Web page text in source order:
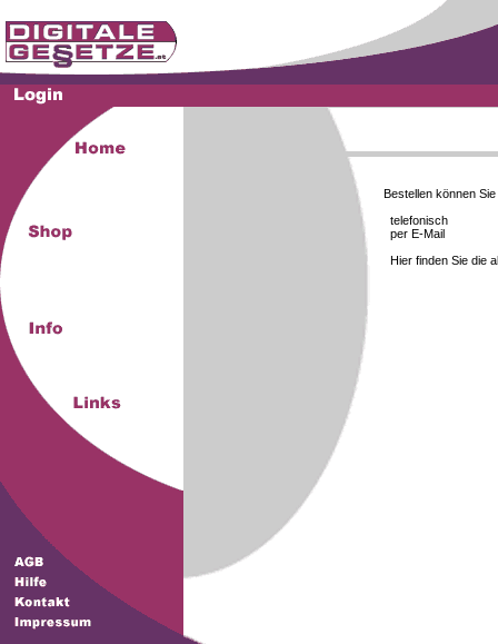
Bestellen können Sie
telefonisch
per E-Mail
Hier finden Sie die